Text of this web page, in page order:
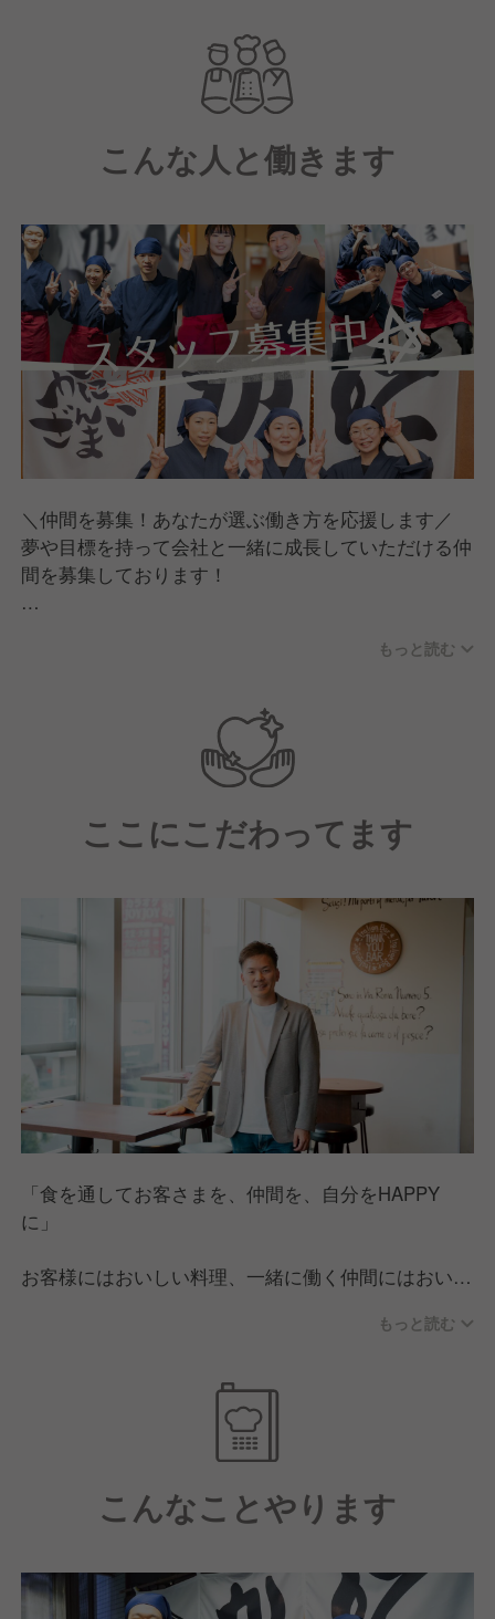
野に入れております。「圧倒的な体験価値を提供し、
世の中にワクワクや驚きを創造する」という理念のも
と＜常識にとらわれないお店＞を作り続けることを追
い求め、お客様が楽しめるだけでなく、働く仲間にも
新たなチャレンジの場を提供できる会社を目指してい
こんな人と働きます
＼仲間を募集！あなたが選ぶ働き方を応援します／
夢や目標を持って会社と一緒に成長していただける仲
間を募集しております！
◎自由度の高い会社で楽しく働きたい
◎将来は自分のお店を持ちたい・独立したい
◎働きがい・やりがいを感じられる仕事がしたい
◎飲食業の経験を活かしてステップアップしたい
こんな方々は大歓迎♪あなたが選ぶどんな働き方も応
タイル。長く活躍できる環境を整えてお待ちしており
ます。
ご興味のある方は情報盛りだくさんの求人情報をチェ
もっと読む
ここにこだわってます
「食を通してお客さまを、仲間を、自分をHAPPY
に」
お客様にはおいしい料理、一緒に働く仲間にはおいし
幸せにしたい。K-FOODS株式会社は、本気でそれを
い選択式の休日制度や頑張りに応じて支払われる豊富
な手当など、従業員が楽しく活躍していける環境整備
をし、自分らしい働き方を応援しています。
もっと読む
こんなことやります